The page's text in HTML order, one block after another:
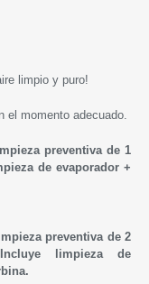
limpio y puro!
el momento adecuado.
preventiva de 1
de evaporador +
preventiva de 2
limpieza de